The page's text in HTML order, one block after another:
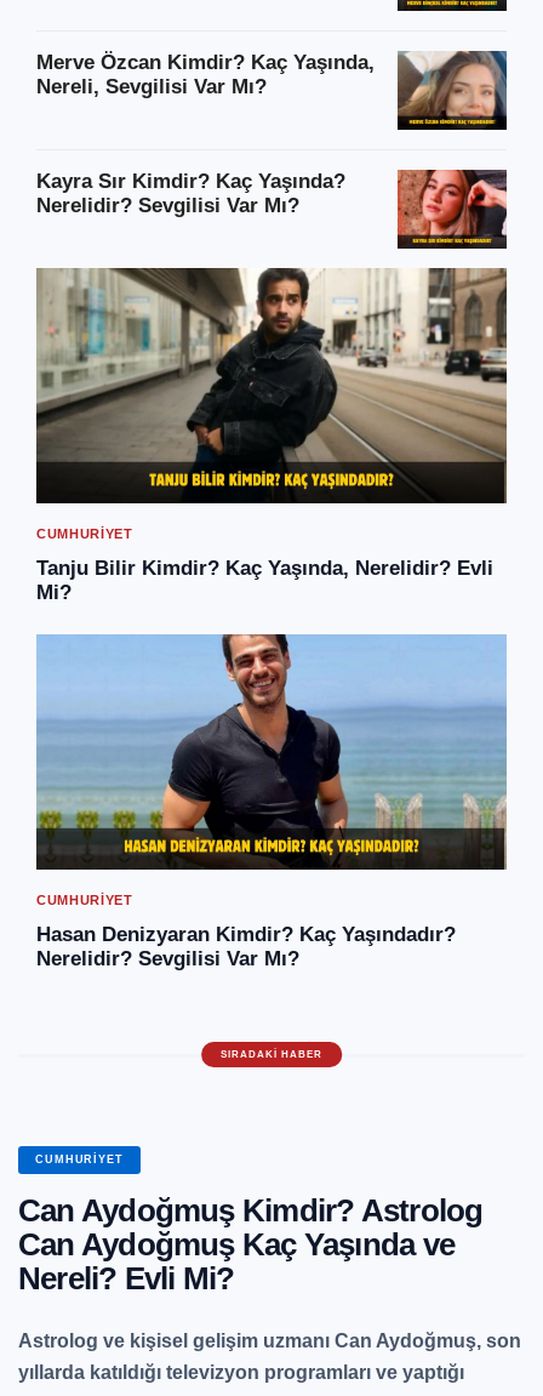
Merve Özcan Kimdir? Kaç Yaşında,
Nereli, Sevgilisi Var Mı?
Kayra Sır Kimdir? Kaç Yaşında?
Nerelidir? Sevgilisi Var Mı?
CUMHURIYET
Tanju Bilir Kimdir? Kaç Yaşında, Nerelidir? Evli
Mi?
CUMHURIYET
Hasan Denizyaran Kimdir? Kaç Yaşındadır?
Nerelidir? Sevgilisi Var Mı?
CUMHURIYET
Can Aydoğmuş Kimdir? Astrolog
Can Aydoğmuş Kaç Yaşında ve
Nereli? Evli Mi?
Astrolog ve kişisel gelişim uzmanı Can Aydoğmuş, son
yıllarda katıldığı televizyon programları ve yaptığı